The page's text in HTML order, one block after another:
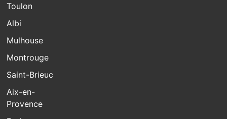
Toulon
Albi
Mulhouse
Montrouge
Saint-Brieuc
Aix-en-
Provence